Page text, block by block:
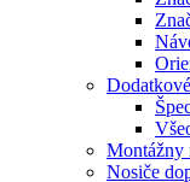
Montážny
Nosiče